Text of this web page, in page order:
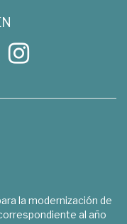
la modernización de
al año